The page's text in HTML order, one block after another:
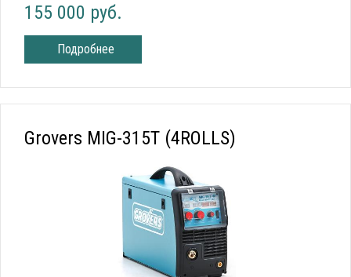
155 000 руб.
Подробнее
Grovers MIG-315T (4ROLLS)